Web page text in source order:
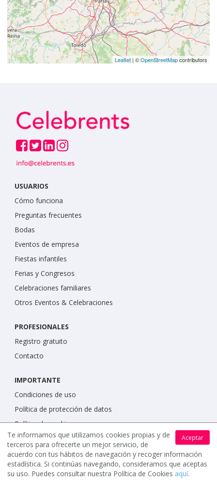
Leaflet | ©OpenStreetMapcontributors
USUARIOS
Cómo funciona
Preguntas frecuentes
Bodas
Eventos de empresa
Fiestas infantiles
Ferias y Congresos
Celebraciones familiares
Otros Eventos & Celebraciones
PROFESIONALES
Registro gratuito
Contacto
IMPORTANTE
Condiciones de uso
Política de protección de datos
Política de cookies
Aceptar
Te informamos que utilizamos cookies propias y de
terceros para ofrecerte un mejor servicio, de
acuerdo con tus hábitos de navegación y recoger información
estadística. Si continúas navegando, consideramos que aceptas
su uso. Puedes consultar nuestra Política de Cookies aquí.